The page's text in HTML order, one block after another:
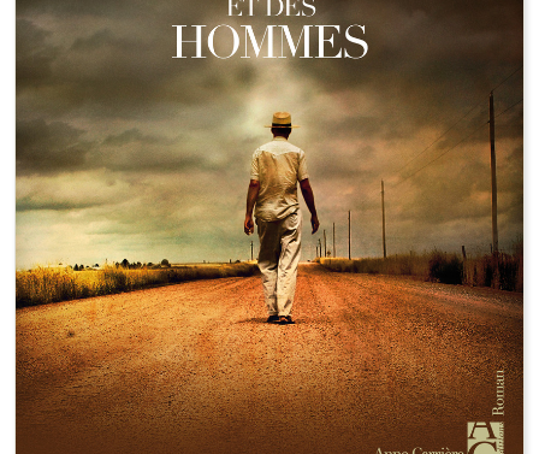
LE COLLECTIF
CONTACT
PROFESSIONNELS